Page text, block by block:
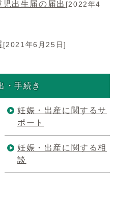
出生届の届出 [2022年4
[2021年6月25日]
・手続き
妊娠・出産に関するサ
ポート
妊娠・出産に関する相
談